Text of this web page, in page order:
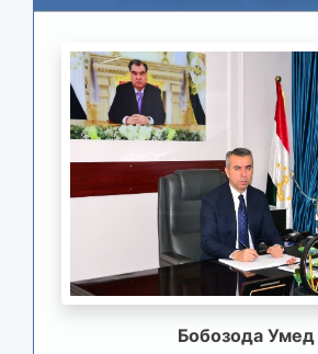
Бобозода Умед